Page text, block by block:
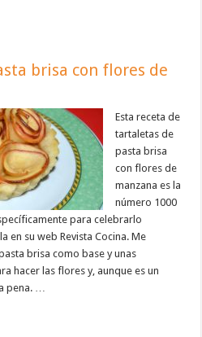
brisa con flores de
Esta receta de
tartaletas de
pasta brisa
con flores de
manzana es la
número 1000
para celebrarlo
en su web Revista Cocina. Me
brisa como base y unas
hacer las flores y, aunque es un
pena. …